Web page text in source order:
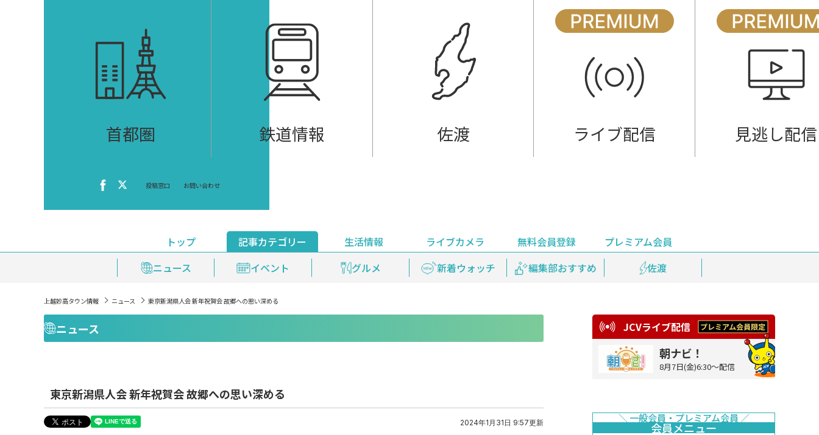
首都圏 鉄道情報 佐渡 ライブ配信 見逃し配信
投稿窓口 お問い合わせ
トップ
記事カテゴリー
ニュース
イベント グルメ 新着ウォッチ 編集部おすすめ 佐渡
生活情報
おくやみ情報
安全安心情報 天気 上越妙高百景 鉄道情報
ライブカメラ 無料会員登録
プレミアム会員
ライブ配信
見逃し配信 プレミアム会員登録
上越妙高タウン情報 ニュース 東京新潟県人会 新年祝賀会 故郷への思い深める
ニュース
東京新潟県人会 新年祝賀会 故郷への思い深める
2024年1月31日 9:57更新
JCVライブ配信
朝ナビ！
8月7日(金)6:30～配信